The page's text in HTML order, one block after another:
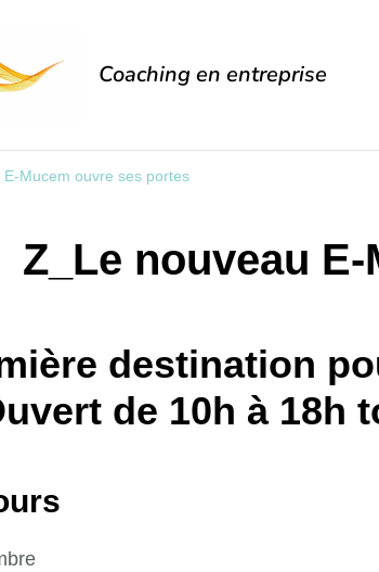
Coaching en entreprise
Mucem ouvre ses portes
Z_Le nouveau
destination
de 10h à 18h